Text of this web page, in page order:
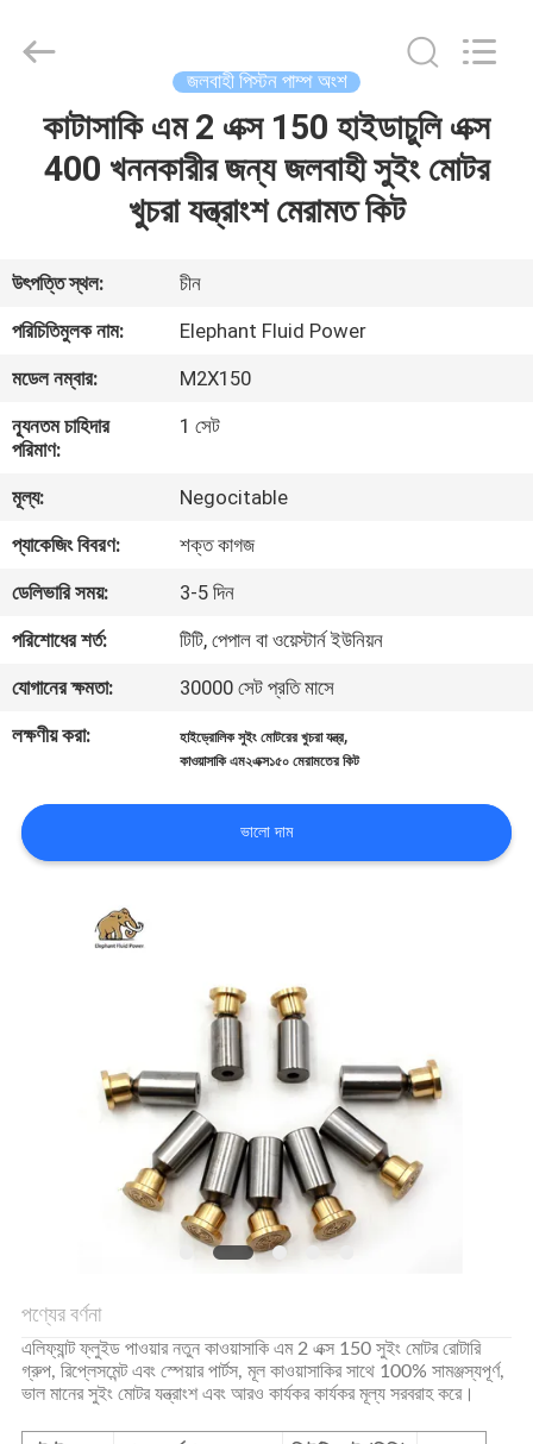
বাড়ি
আমাদের
সম্পর্কে
কারখানা
ভ্রমণ
মান
নিয়ন্ত্রণ
যোগাযোগ
করুন
খবর
কেস
POLICY
Power
Co.,Ltd.
জলবাহী পিস্টন পাম্প অংশ
কাটাসাকি এম 2 এক্স 150 হাইডাচুলি এক্স
400 খননকারীর জন্য জলবাহী সুইং মোটর
খুচরা যন্ত্রাংশ মেরামত কিট
উৎপত্তি স্থল:
চীন
পরিচিতিমুলক নাম:
Elephant Fluid Power
মডেল নম্বার:
M2X150
ন্যূনতম চাহিদার
পরিমাণ:
1 সেট
মূল্য:
Negocitable
প্যাকেজিং বিবরণ:
শক্ত কাগজ
ডেলিভারি সময়:
3-5 দিন
পরিশোধের শর্ত:
টিটি, পেপাল বা ওয়েস্টার্ন ইউনিয়ন
যোগানের ক্ষমতা:
30000 সেট প্রতি মাসে
লক্ষণীয় করা:
হাইড্রোলিক সুইং মোটরের খুচরা যন্ত্র,
কাওয়াসাকি এম২এক্স১৫০ মেরামতের কিট
ভালো দাম
পণ্যের বর্ণনা
এলিফ্যান্ট ফ্লুইড পাওয়ার নতুন কাওয়াসাকি এম 2 এক্স 150 সুইং মোটর রোটারি
গ্রুপ, রিপ্লেসমেন্ট এবং স্পেয়ার পার্টস, মূল কাওয়াসাকির সাথে 100% সামঞ্জস্যপূর্ণ,
ভাল মানের সুইং মোটর যন্ত্রাংশ এবং আরও কার্যকর কার্যকর মূল্য সরবরাহ করে।